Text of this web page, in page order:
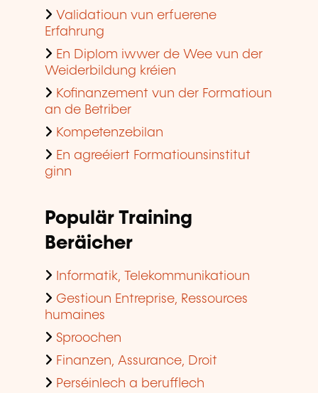
Validatioun vun erfuerene
Erfahrung
En Diplom iwwer de Wee vun der
Weiderbildung kréien
Kofinanzement vun der Formatioun
an de Betriber
Kompetenzebilan
En agreéiert Formatiounsinstitut
ginn
Populär Training
Beräicher
Informatik, Telekommunikatioun
Gestioun Entreprise, Ressources
humaines
Sproochen
Finanzen, Assurance, Droit
Perséinlech a berufflech